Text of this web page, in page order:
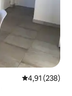
Vidutinis
4,91 (238)